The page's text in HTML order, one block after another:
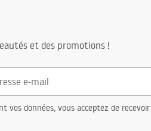
et des promotions !
vos données, vous acceptez de